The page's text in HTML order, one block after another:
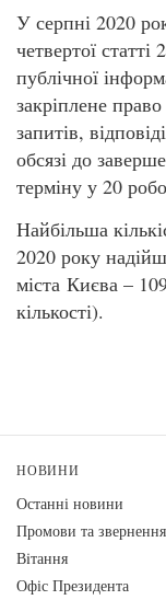
У серпні 2020
четвертої
публічної
закріплене
запитів,
обсязі до
терміну у 20
Найбільша
2020 року
міста Києва –
кількості).
НОВИНИ
Останні новини
Промови та звернення
Вiтання
Офіс Президента